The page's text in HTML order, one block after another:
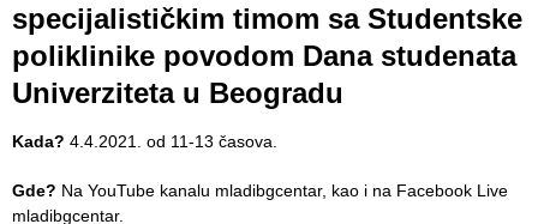
specijalističkim timom sa Studentske
poliklinike povodom Dana studenata
Univerziteta u Beogradu
Kada? 4.4.2021. od 11-13 časova.
Gde? Na YouTube kanalu mladibgcentar, kao i na Facebook Live
mladibgcentar.
diagnostics
Stacionar
of
in Health
system